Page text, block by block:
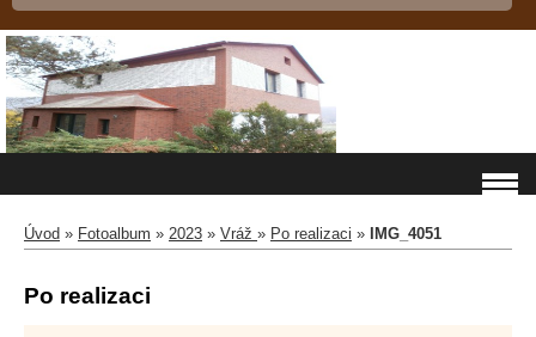
Úvod » Fotoalbum » 2023 » Vráž » Po realizaci » IMG_4051
Po realizaci